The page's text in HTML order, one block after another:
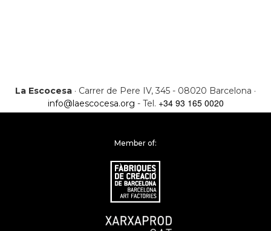
La Escocesa · Carrer de Pere IV, 345 - 08020 Barcelona ·
info@laescocesa.org - Tel. +34 93 165 0020
Member of: